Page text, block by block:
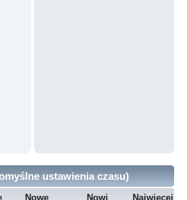
ustawienia czasu)
Nowe Nowi Najwięcej